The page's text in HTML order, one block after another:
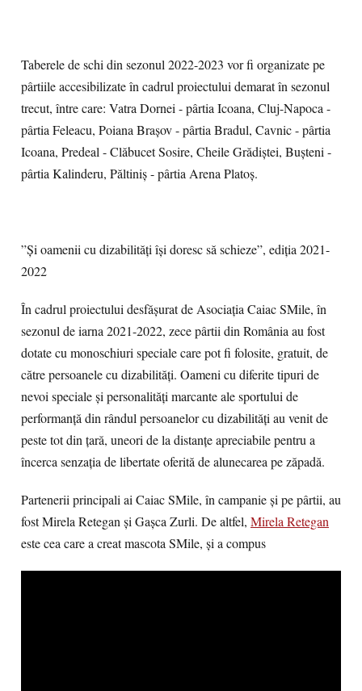
Taberele de schi din sezonul 2022-2023 vor fi organizate pe
pârtiile accesibilizate în cadrul proiectului demarat în sezonul
trecut, între care: Vatra Dornei - pârtia Icoana, Cluj-Napoca -
pârtia Feleacu, Poiana Brașov - pârtia Bradul, Cavnic - pârtia
Icoana, Predeal - Clăbucet Sosire, Cheile Grădiștei, Bușteni -
pârtia Kalinderu, Păltiniș - pârtia Arena Platoș.
”Și oamenii cu dizabilități își doresc să schieze”, ediția 2021-
2022
În cadrul proiectului desfășurat de Asociația Caiac SMile, în
sezonul de iarna 2021-2022, zece pârtii din România au fost
dotate cu monoschiuri speciale care pot fi folosite, gratuit, de
către persoanele cu dizabilități. Oameni cu diferite tipuri de
nevoi speciale şi personalităţi marcante ale sportului de
performanţă din rândul persoanelor cu dizabilități au venit de
peste tot din țară, uneori de la distanțe apreciabile pentru a
încerca senzația de libertate oferită de alunecarea pe zăpadă.
Partenerii principali ai Caiac SMile, în campanie și pe pârtii, au
fost Mirela Retegan și Gașca Zurli. De altfel, Mirela Retegan
este cea care a creat mascota SMile, și a compus